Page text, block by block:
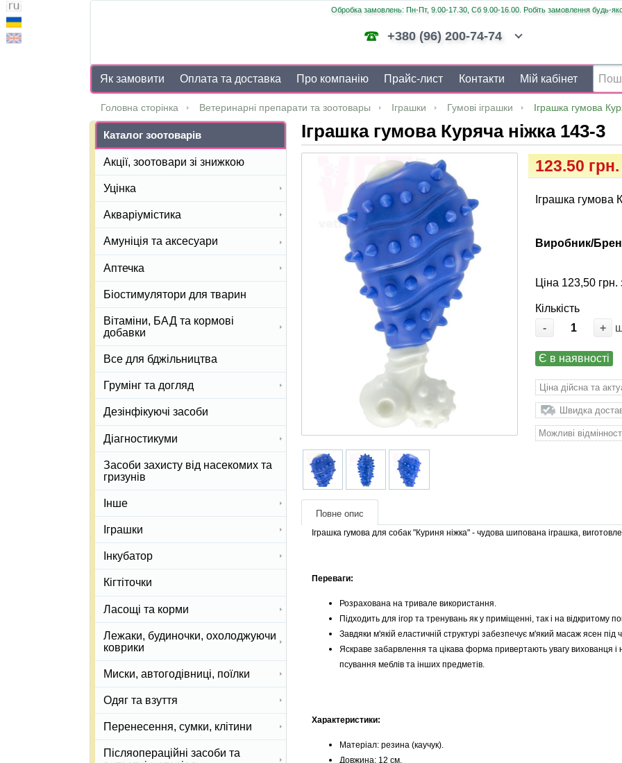
Обробка замовлень: Пн-Пт, 9.00-17.30, Сб 9.00-16.00. Робіть замовлення будь-
+380 (96) 200-74-74
Як замовити Оплата та доставка Про компанію Прайс-лист Контакти Мій кабінет
Головна сторінка Ветеринарні препарати та зоотовары Іграшки Гумові іграшки Іграшка гумова
Іграшка гумова Куряча ніжка 143-3
123.50 грн.
Іграшка гумова
Виробник/
Ціна 123,50 грн.
Кількість
-
+
Є в наявності
Ціна дійсна та
Швидка
Можливі
Повне опис
Іграшка гумова для собак "Куриня ніжка" - чудова шипована іграшка,
Переваги:
Розрахована на тривале використання.
Підходить для ігор та тренувань як у приміщенні, так і на відкритому
Завдяки м'якій еластичній структурі забезпечує м'який масаж ясен
Яскраве забарвлення та цікава форма привертають увагу вихованця і
псування меблів та інших предметів.
Характеристики:
Матеріал: резина (каучук).
Довжина: 12 см.
Каталог зоотоварів
Акції, зоотовари зі знижкою
Уцінка
Акваріумістика
Амуніція та аксесуари
Аптечка
Біостимулятори для тварин
Вітаміни, БАД та кормові
добавки
Все для бджільництва
Грумінг та догляд
Дезінфікуючі засоби
Діагностикуми
Засоби захисту від насекомих та
гризунів
Інше
Іграшки
Інкубатор
Кігтіточки
Ласощі та корми
Лежаки, будиночки, охолоджуючи
коврики
Миски, автогодівниці, поїлки
Одяг та взуття
Перенесення, сумки, клітини
Післяопераційні засоби та